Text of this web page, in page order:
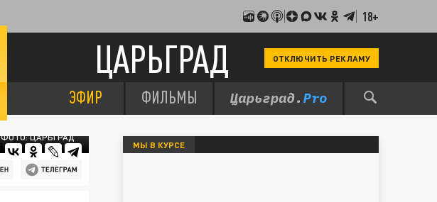
18+
ЦАРЬГРАД ОТКЛЮЧИТЬ РЕКЛАМУ
ЭФИР ФИЛЬМЫ
ФОТО: ЦАРЬГРАД
МЫ В КУРСЕ